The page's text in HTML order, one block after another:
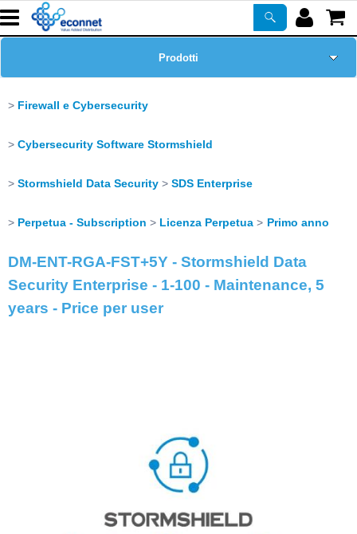
Chi siamo
Prodotti
Corsi
ASSISTENZA
Certificazioni
Newsletter
Firewall e Cybersecurity
Cybersecurity Software Stormshield
Stormshield Data Security SDS Enterprise
Perpetua - Subscription Licenza Perpetua Primo anno
DM-ENT-RGA-FST+5Y - Stormshield Data
Security Enterprise - 1-100 - Maintenance, 5
years - Price per user